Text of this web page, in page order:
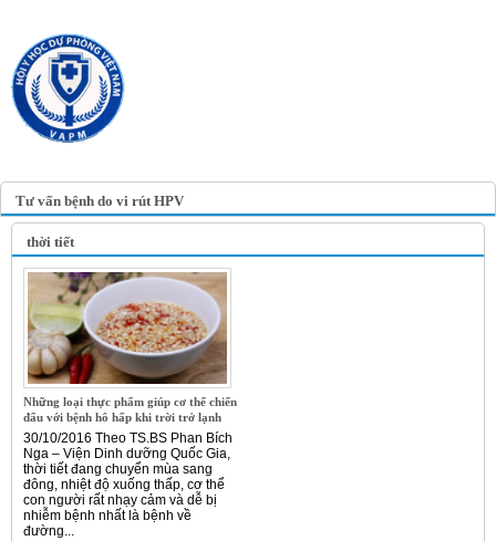
Tư vấn bệnh do vi rút HPV
thời tiết
Những loại thực phẩm giúp cơ thể chiến
đấu với bệnh hô hấp khi trời trở lạnh
30/10/2016 Theo TS.BS Phan Bích
Nga – Viện Dinh dưỡng Quốc Gia,
thời tiết đang chuyển mùa sang
đông, nhiệt độ xuống thấp, cơ thể
con người rất nhạy cảm và dễ bị
nhiễm bệnh nhất là bệnh về
đường...